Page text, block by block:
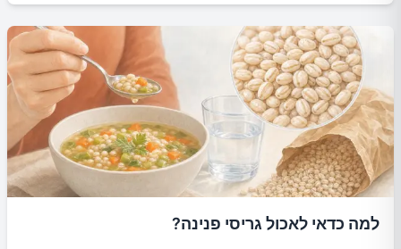
למה כדאי לאכול גריסי פנינה?